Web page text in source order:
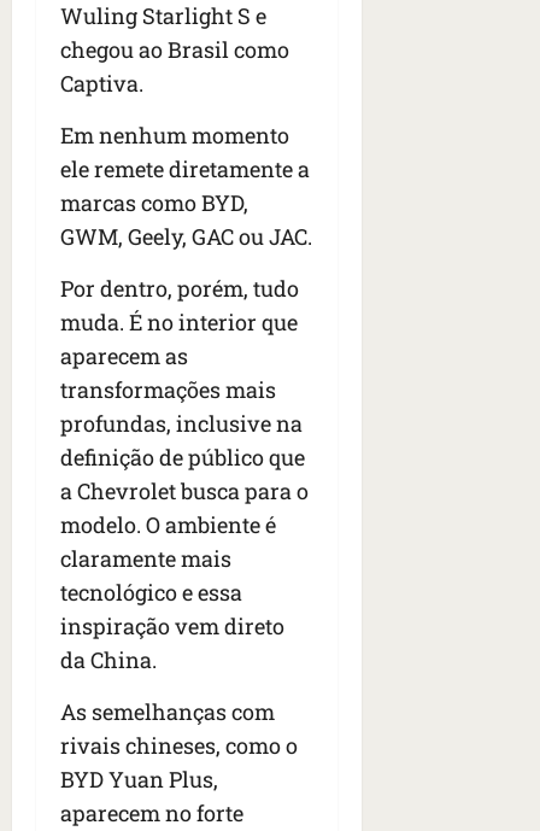
Wuling Starlight S e
chegou ao Brasil como
Captiva.
Em nenhum momento
ele remete diretamente a
marcas como BYD,
GWM, Geely, GAC ou JAC.
Por dentro, porém, tudo
muda. É no interior que
aparecem as
transformações mais
profundas, inclusive na
definição de público que
a Chevrolet busca para o
modelo. O ambiente é
claramente mais
tecnológico e essa
inspiração vem direto
da China.
As semelhanças com
rivais chineses, como o
BYD Yuan Plus,
aparecem no forte